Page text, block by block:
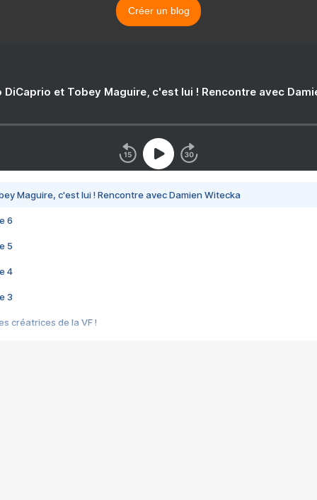
Créer un blog
DiCaprio et Tobey Maguire, c'est lui ! Rencontre avec
Maguire, c'est lui ! Rencontre avec Damien Witecka
6
5
4
3
créatrices de la VF !